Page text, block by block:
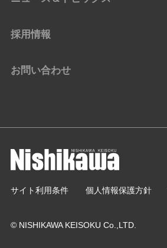
採用情報
お問い合わせ
© NISHIKAWA KEISOKU Co.,LTD.
サイト利用条件 個人情報保護方針